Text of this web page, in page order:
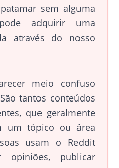
sem alguma
adquirir uma
através do nosso
meio confuso
tantos conteúdos
que geralmente
um tópico ou área
usam o Reddit
opiniões, publicar